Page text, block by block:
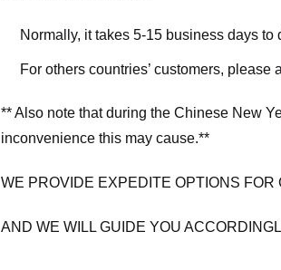
Normally, it takes 5-15 business days
For others countries’ customers,
** Also note that during the Chinese New
inconvenience this may cause.**
WE PROVIDE EXPEDITE OPTIONS
AND WE WILL GUIDE YOU